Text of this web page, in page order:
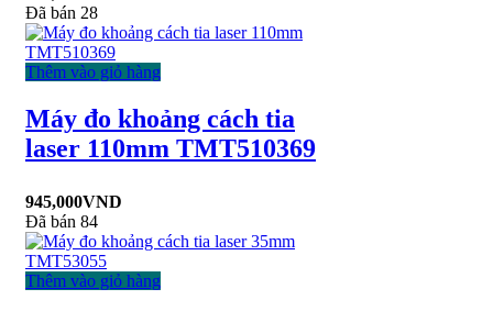
Đã bán 28
Thêm vào giỏ hàng
Máy đo khoảng cách tia
laser 110mm TMT510369
945,000VND
Đã bán 84
Thêm vào giỏ hàng